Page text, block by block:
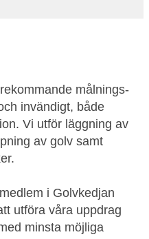
målnings-
invändigt, både
Vi utför läggning av
av golv samt
i Golvkedjan
utföra våra uppdrag
minsta möjliga